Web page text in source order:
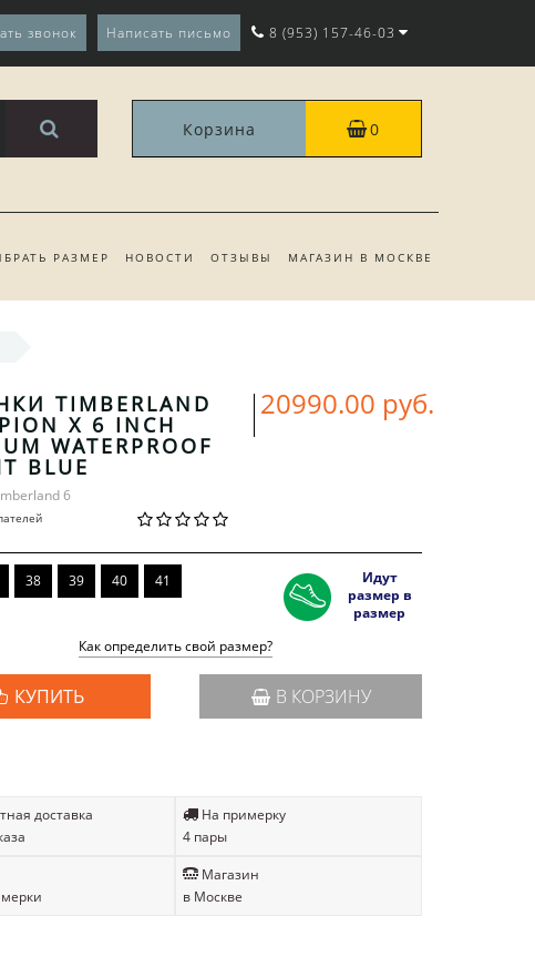
звонок Написать письмо 8 (953) 157-46-03
Корзина 0
РАЗМЕР НОВОСТИ ОТЗЫВЫ МАГАЗИН В МОСКВЕ
TIMBERLAND
X 6 INCH
WATERPROOF
BLUE
6
20990.00 руб.
38 39 40 41
Идут
размер в
размер
Как определить свой размер?
КУПИТЬ В КОРЗИНУ
доставка
На примерку
4 пары
Магазин
в Москве